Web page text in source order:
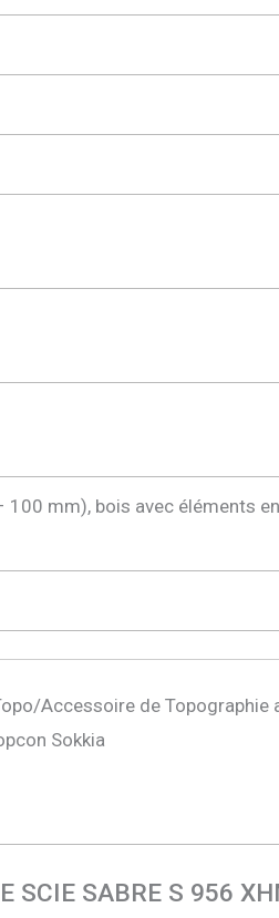
mm), bois avec éléments
Accessoire de Topographie
Sokkia
SABRE S 956